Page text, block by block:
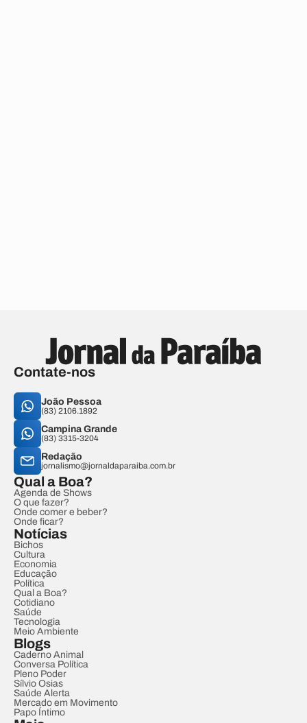
Contate-nos
João Pessoa
(83) 2106.1892
Campina Grande
(83) 3315-3204
Redação
jornalismo@jornaldaparaiba.com.br
Qual a Boa?
Agenda de Shows
O que fazer?
Onde comer e beber?
Onde ficar?
Notícias
Bichos
Cultura
Economia
Educação
Política
Qual a Boa?
Cotidiano
Saúde
Tecnologia
Meio Ambiente
Blogs
Caderno Animal
Conversa Política
Pleno Poder
Sílvio Osias
Saúde Alerta
Mercado em Movimento
Papo Íntimo